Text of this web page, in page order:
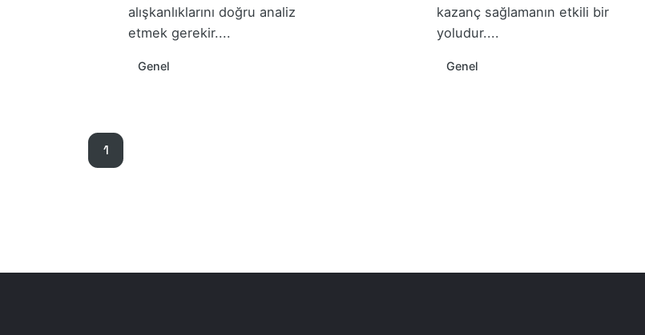
alışkanlıklarını doğru analiz
etmek gerekir....
Genel
kazanç sağlamanın etkili bir
yoludur....
Genel
1